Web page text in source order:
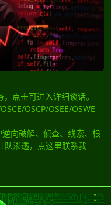
点击可进入详细谈话。
OSCP/OSEE/OSWE
向破解、侦查、线索、根
队渗透，点这里联系我